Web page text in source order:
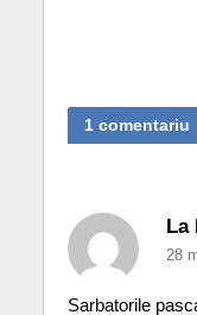
1 comentariu
La
28
Sarbatorile